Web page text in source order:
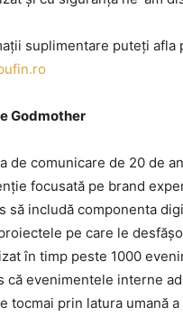
suplimentare puteți afla
Godmother
de comunicare de 20 de
focusată pe brand
să includă componenta
pe care le
în timp peste 1000
că evenimentele interne
tocmai prin latura umană